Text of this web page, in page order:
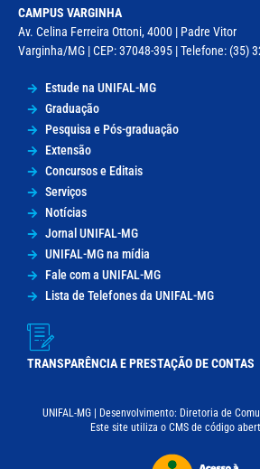
CAMPUS VARGINHA
Av. Celina Ferreira Ottoni, 4000 | Padre Vitor
Varginha/MG | CEP: 37048-395 | Telefone: (35)
Estude na UNIFAL-MG
Graduação
Pesquisa e Pós-graduação
Extensão
Concursos e Editais
Serviços
Notícias
Jornal UNIFAL-MG
UNIFAL-MG na mídia
Fale com a UNIFAL-MG
Lista de Telefones da UNIFAL-MG
TRANSPARÊNCIA E PRESTAÇÃO DE CONTAS
UNIFAL-MG | Desenvolvimento: Diretoria de
Este site utiliza o CMS de código